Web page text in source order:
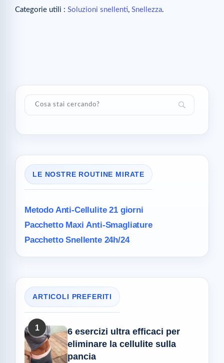
Categorie utili : Soluzioni snellenti, Snellezza.
LE NOSTRE ROUTINE MIRATE
Metodo Anti-Cellulite21 giorni
Pacchetto MaxiAnti-Smagliature
Pacchetto Snellente 24h/24
ARTICOLI PREFERITI
1
6 esercizi ultra efficaci per
eliminare la cellulite sulla
pancia